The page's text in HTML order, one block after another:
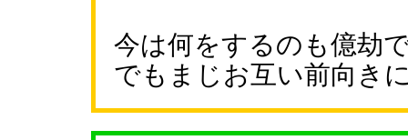
今は何をするのも億劫
でもまじお互い前向き